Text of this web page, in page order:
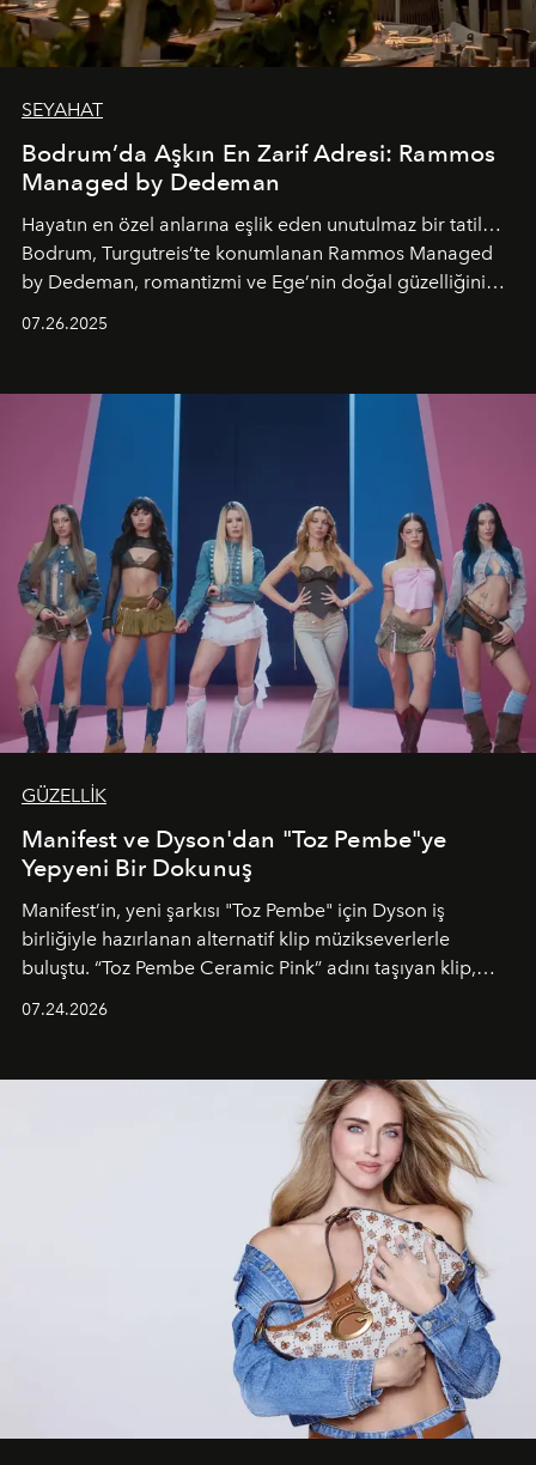
SEYAHAT
Bodrum’da Aşkın En Zarif Adresi: Rammos
Managed by Dedeman
Hayatın en özel anlarına eşlik eden unutulmaz bir tatil…
Bodrum, Turgutreis’te konumlanan Rammos Managed
by Dedeman, romantizmi ve Ege’nin doğal güzelliğini
07.26.2025
GÜZELLİK
Manifest ve Dyson'dan "Toz Pembe"ye
Yepyeni Bir Dokunuş
Manifest’in, yeni şarkısı "Toz Pembe" için Dyson iş
birliğiyle hazırlanan alternatif klip müzikseverlerle
buluştu. “Toz Pembe Ceramic Pink” adını taşıyan klip,
unsurlarından biri olarak öne çıkıyor.
07.24.2026